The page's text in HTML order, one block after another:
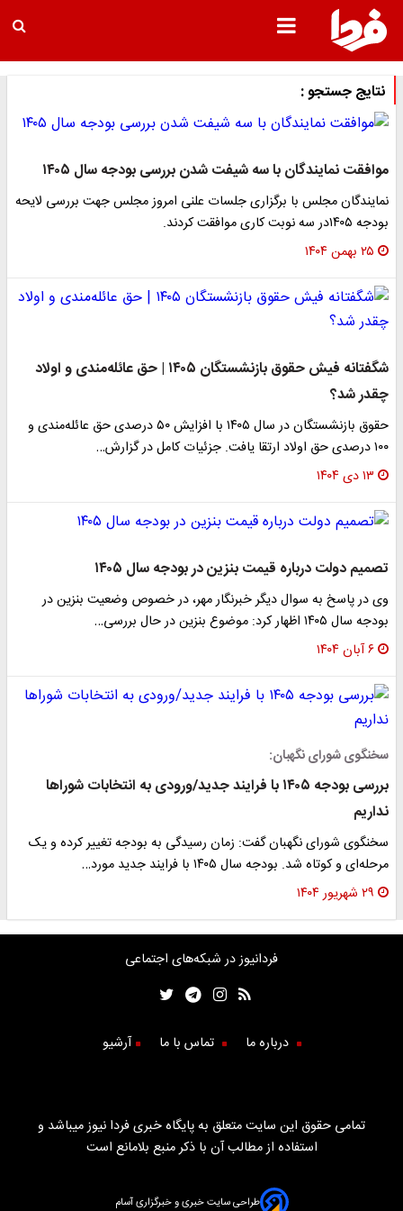
نتایج جستجو :
موافقت نمایندگان با سه شیفت شدن بررسی بودجه سال ۱۴۰۵
نمایندگان مجلس با برگزاری جلسات علنی امروز مجلس جهت بررسی لایحه
بودجه ۱۴۰۵در سه نوبت کاری موافقت کردند.
۲۵ بهمن ۱۴۰۴
شگفتانه فیش حقوق بازنشستگان ۱۴۰۵ | حق عائله‌مندی و اولاد
چقدر شد؟
حقوق بازنشستگان در سال ۱۴۰۵ با افزایش ۵۰ درصدی حق عائله‌مندی و
۱۰۰ درصدی حق اولاد ارتقا یافت. جزئیات کامل در گزارش…
۱۳ دی ۱۴۰۴
تصمیم دولت درباره قیمت بنزین در بودجه سال ۱۴۰۵
وی در پاسخ به سوال دیگر خبرنگار مهر، در خصوص وضعیت بنزین در
بودجه سال ۱۴۰۵ اظهار کرد: موضوع بنزین در حال بررسی…
۶ آبان ۱۴۰۴
سخنگوی شورای نگهبان:
بررسی بودجه ۱۴۰۵ با فرایند جدید/ورودی به انتخابات شوراها
نداریم
سخنگوی شورای نگهبان گفت: زمان رسیدگی به بودجه تغییر کرده و یک
مرحله‌ای و کوتاه شد. بودجه سال ۱۴۰۵ با فرایند جدید مورد…
۲۹ شهریور ۱۴۰۴
فردانیوز در شبکه‌های اجتماعی
درباره ما تماس با ما آرشیو
تمامی حقوق این سایت متعلق به پایگاه خبری فردا نیوز میباشد و
استفاده از مطالب آن با ذکر منبع بلامانع است
طراحی سایت خبری و خبرگزاری آسام